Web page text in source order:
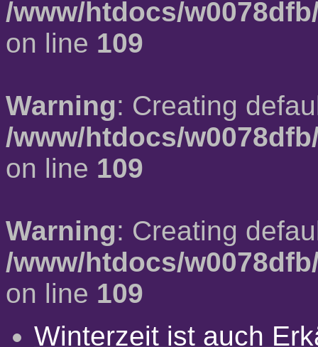
/www/htdocs/
on line 109
Warning: Creating
/www/htdocs/
on line 109
Warning: Creating
/www/htdocs/
on line 109
Winterzeit ist auch